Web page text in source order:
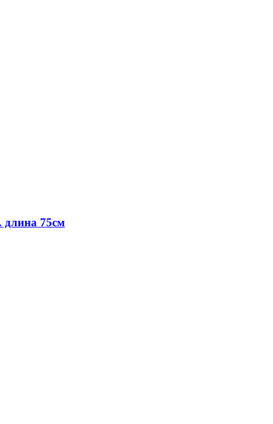
длина 75см